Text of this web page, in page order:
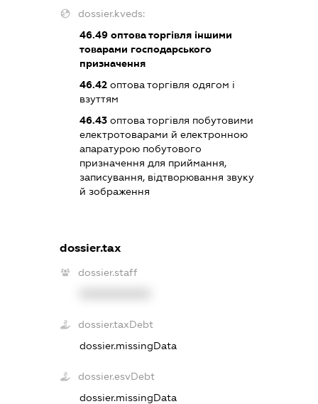
dossier.kveds:
46.49 оптова торгівля іншими
товарами господарського
призначення
46.42 оптова торгівля одягом і
взуттям
46.43 оптова торгівля побутовими
електротоварами й електронною
апаратурою побутового
призначення для приймання,
записування, відтворювання звуку
й зображення
dossier.tax
dossier.staff
dossier.taxDebt
dossier.missingData
dossier.esvDebt
dossier.missingData